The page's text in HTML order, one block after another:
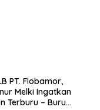
PT. Flobamor,
Melki Ingatkan
Terburu – Buru